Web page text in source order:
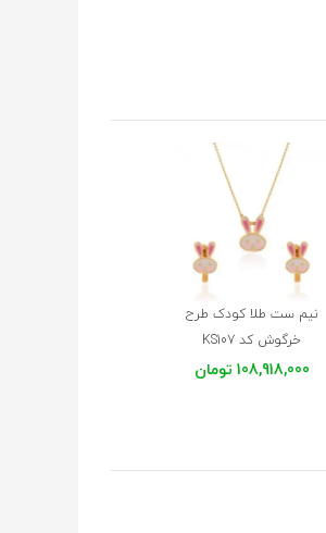
نیم ست طلا کودک طرح
خرگوش کد KS107
108,918,000 تومان